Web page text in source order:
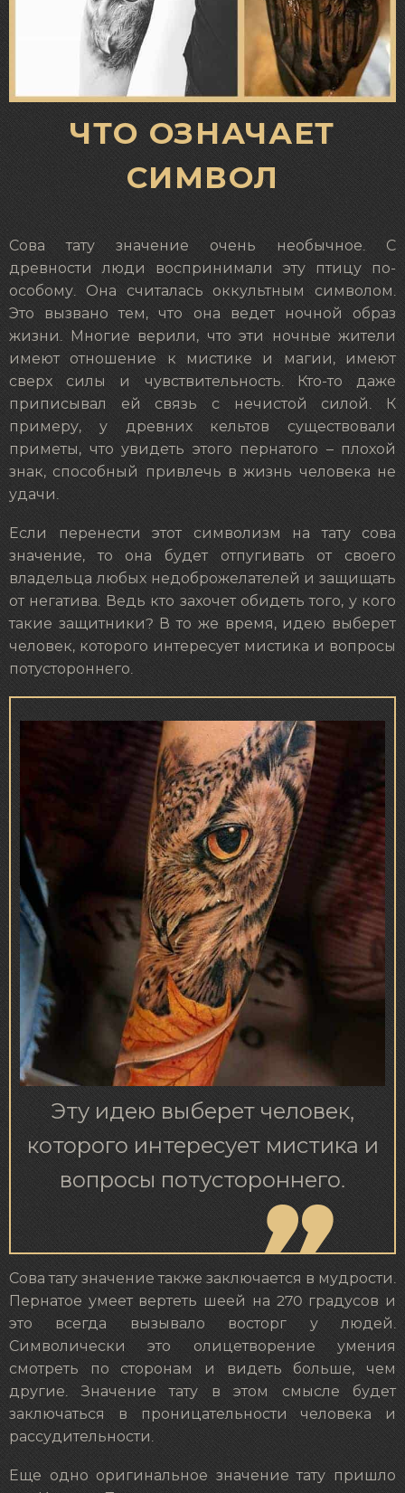
ЧТО ОЗНАЧАЕТ
СИМВОЛ
Сова тату значение очень необычное. С
древности люди воспринимали эту птицу по-
особому. Она считалась оккультным символом.
Это вызвано тем, что она ведет ночной образ
жизни. Многие верили, что эти ночные жители
имеют отношение к мистике и магии, имеют
сверх силы и чувствительность. Кто-то даже
приписывал ей связь с нечистой силой. К
примеру, у древних кельтов существовали
приметы, что увидеть этого пернатого – плохой
знак, способный привлечь в жизнь человека не
удачи.
Если перенести этот символизм на тату сова
значение, то она будет отпугивать от своего
владельца любых недоброжелателей и защищать
от негатива. Ведь кто захочет обидеть того, у кого
такие защитники? В то же время, идею выберет
человек, которого интересует мистика и вопросы
потустороннего.
Эту идею выберет человек,
которого интересует мистика и
вопросы потустороннего.
Сова тату значение также заключается в мудрости.
Пернатое умеет вертеть шеей на 270 градусов и
это всегда вызывало восторг у людей.
Символически это олицетворение умения
смотреть по сторонам и видеть больше, чем
другие. Значение тату в этом смысле будет
заключаться в проницательности человека и
рассудительности.
Еще одно оригинальное значение тату пришло